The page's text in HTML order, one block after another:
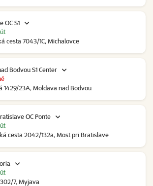
OC S1
cesta 7043/1C, Michalovce
Bodvou S1 Center
1429/23A, Moldava nad Bodvou
OC Ponte
cesta 2042/132a, Most pri Bratislave
7, Myjava